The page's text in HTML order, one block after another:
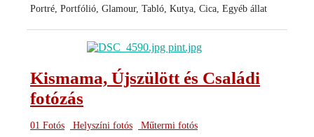
Portré, Portfólió, Glamour, Tabló, Kutya, Cica, Egyéb állat
Kismama, Újszülött és Családi
fotózás
01 Fotós Helyszíni fotós
Műtermi fotós